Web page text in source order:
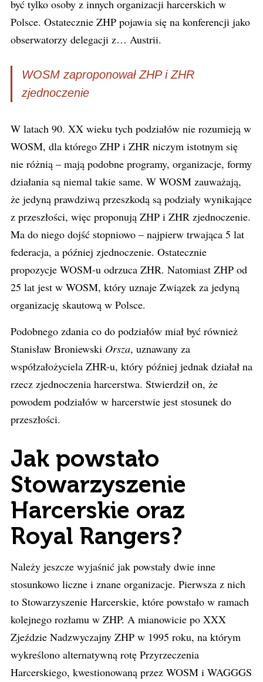
być tylko osoby z innych organizacji harcerskich w
Polsce. Ostatecznie ZHP pojawia się na konferencji jako
obserwatorzy delegacji z… Austrii.
WOSM zaproponował ZHP i ZHR
zjednoczenie
W latach 90. XX wieku tych podziałów nie rozumieją w
WOSM, dla którego ZHP i ZHR niczym istotnym się
nie różnią – mają podobne programy, organizacje, formy
działania są niemal takie same. W WOSM zauważają,
że jedyną prawdziwą przeszkodą są podziały wynikające
z przeszłości, więc proponują ZHP i ZHR zjednoczenie.
Ma do niego dojść stopniowo – najpierw trwająca 5 lat
federacja, a później zjednoczenie. Ostatecznie
propozycje WOSM-u odrzuca ZHR. Natomiast ZHP od
25 lat jest w WOSM, który uznaje Związek za jedyną
organizację skautową w Polsce.
Podobnego zdania co do podziałów miał być również
Stanisław Broniewski Orsza, uznawany za
współzałożyciela ZHR-u, który później jednak działał na
rzecz zjednoczenia harcerstwa. Stwierdził on, że
powodem podziałów w harcerstwie jest stosunek do
przeszłości.
Jak powstało
Stowarzyszenie
Harcerskie oraz
Royal Rangers?
Należy jeszcze wyjaśnić jak powstały dwie inne
stosunkowo liczne i znane organizacje. Pierwsza z nich
to Stowarzyszenie Harcerskie, które powstało w ramach
kolejnego rozłamu w ZHP. A mianowicie po XXX
Zjeździe Nadzwyczajny ZHP w 1995 roku, na którym
wykreślono alternatywną rotę Przyrzeczenia
Harcerskiego, kwestionowaną przez WOSM i WAGGGS